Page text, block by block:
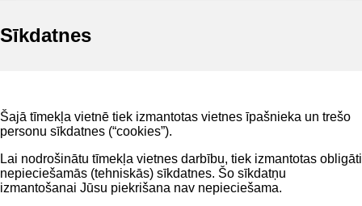
Sīkdatnes
Šajā tīmekļa vietnē tiek izmantotas vietnes īpašnieka un trešo
personu sīkdatnes (“cookies”).
Lai nodrošinātu tīmekļa vietnes darbību, tiek izmantotas obligāti
nepieciešamās (tehniskās) sīkdatnes. Šo sīkdatņu
izmantošanai Jūsu piekrišana nav nepieciešama.
Privātuma politika
Lapas karte